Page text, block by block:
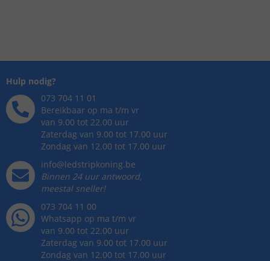
Hulp nodig?
073 704 11 01
Bereikbaar op ma t/m vr
van 9.00 tot 22.00 uur
Zaterdag van 9.00 tot 17.00 uur
Zondag van 12.00 tot 17.00 uur
info@ledstripkoning.be
Binnen 24 uur antwoord,
meestal sneller!
073 704 11 00
Whatsapp op ma t/m vr
van 9.00 tot 22.00 uur
Zaterdag van 9.00 tot 17.00 uur
Zondag van 12.00 tot 17.00 uur